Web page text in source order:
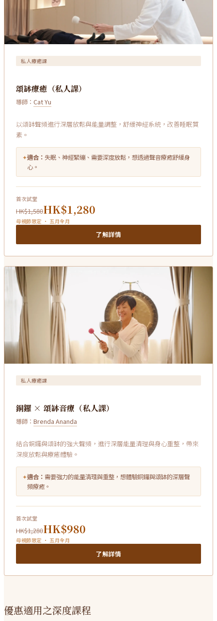
私人療癒課
頌缽療癒（私人課）
導師： Cat Yu
以頌缽聲頻進行深層放鬆與能量調整，舒緩神經系統，改善睡眠質
素。
✦適合： 失眠、神經緊繃、需要深度放鬆，想透過聲音療癒舒緩身
心。
首次試堂
HK$1,580HK$1,280
母親節限定 · 五月全月
了解詳情
私人療癒課
銅鑼 × 頌缽音療（私人課）
導師： Brenda Ananda
結合銅鑼與頌缽的強大聲頻，進行深層能量清理與身心重整，帶來
深度放鬆與療癒體驗。
✦適合： 需要強力的能量清理與重整，想體驗銅鑼與頌缽的深層聲
頻療癒。
首次試堂
HK$1,280HK$980
母親節限定 · 五月全月
了解詳情
優惠適用之深度課程